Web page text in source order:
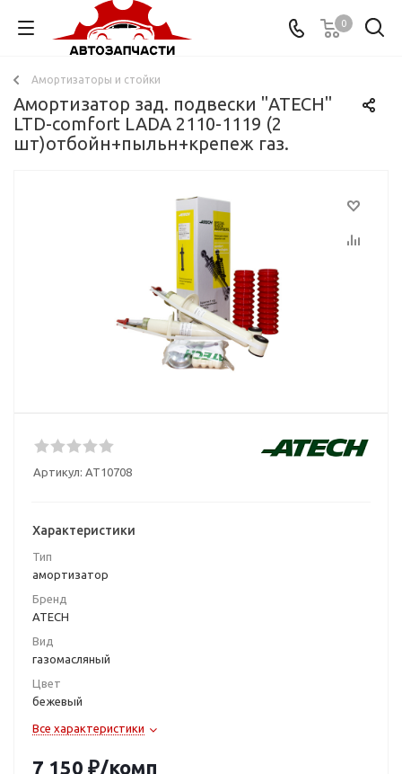
0
Амортизаторы и стойки
Амортизатор зад. подвески "ATECH"
LTD-comfort LADA 2110-1119 (2
шт)отбойн+пыльн+крепеж газ.
Артикул: AT10708
Характеристики
Тип
амортизатор
Бренд
ATECH
Вид
газомасляный
Цвет
бежевый
Все характеристики
7 150 ₽/комп